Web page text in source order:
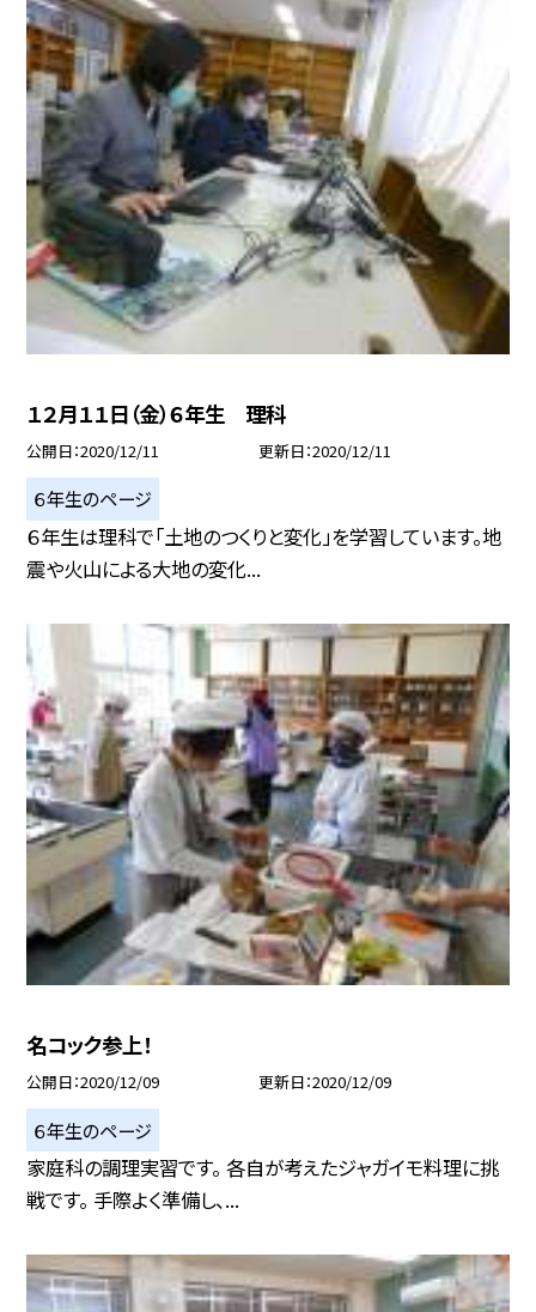
１２月１１日（金）６年生 理科
公開日 2020/12/11 更新日 2020/12/11
６年生のページ
６年生は理科で「土地のつくりと変化」を学習しています。地
震や火山による大地の変化...
名コック参上！
公開日 2020/12/09 更新日 2020/12/09
６年生のページ
家庭科の調理実習です。 各自が考えたジャガイモ料理に挑
戦です。 手際よく準備し、...